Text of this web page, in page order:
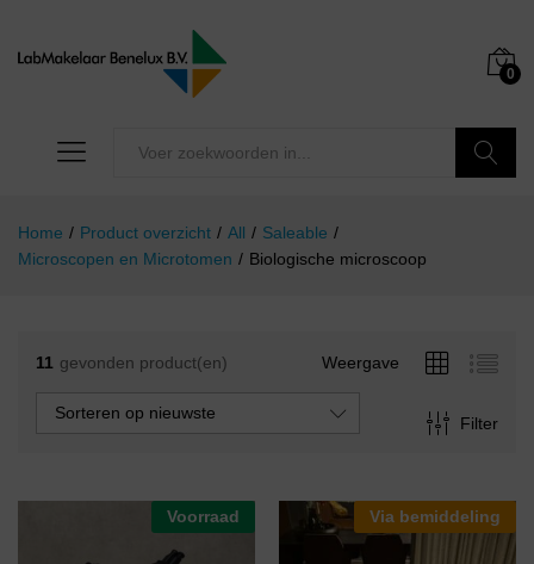
0
Home / Product overzicht / All / Saleable /
Microscopen en Microtomen / Biologische microscoop
11 gevonden product(en) Weergave
Filter
Sorteren op nieuwste
Voorraad Via bemiddeling